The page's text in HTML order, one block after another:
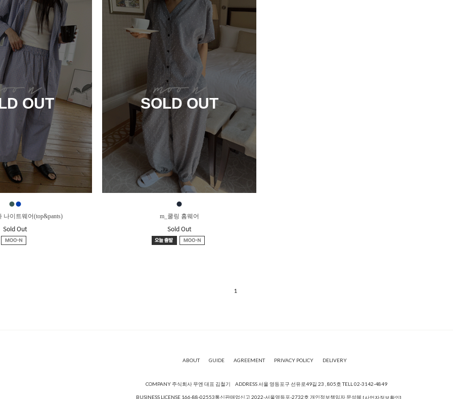
OUT
●●
나이트웨어(top&pants)
Sold Out
SOLD OUT
●
m_쿨링 홈웨어
Sold Out
1
ABOUT GUIDE AGREEMENT PRIVACY POLICY DELIVERY
COMPANY 주식회사 무엔 대표 김철기 ADDRESS 서울 영등포구 선유로49길 23 , 805호TELL 02-3142-4849
BUSINESS LICENSE 166-88-02553통신판매업신고 2022-서울영등포-2732호 개인정보책임자 문성혜 [사업자정보확인]